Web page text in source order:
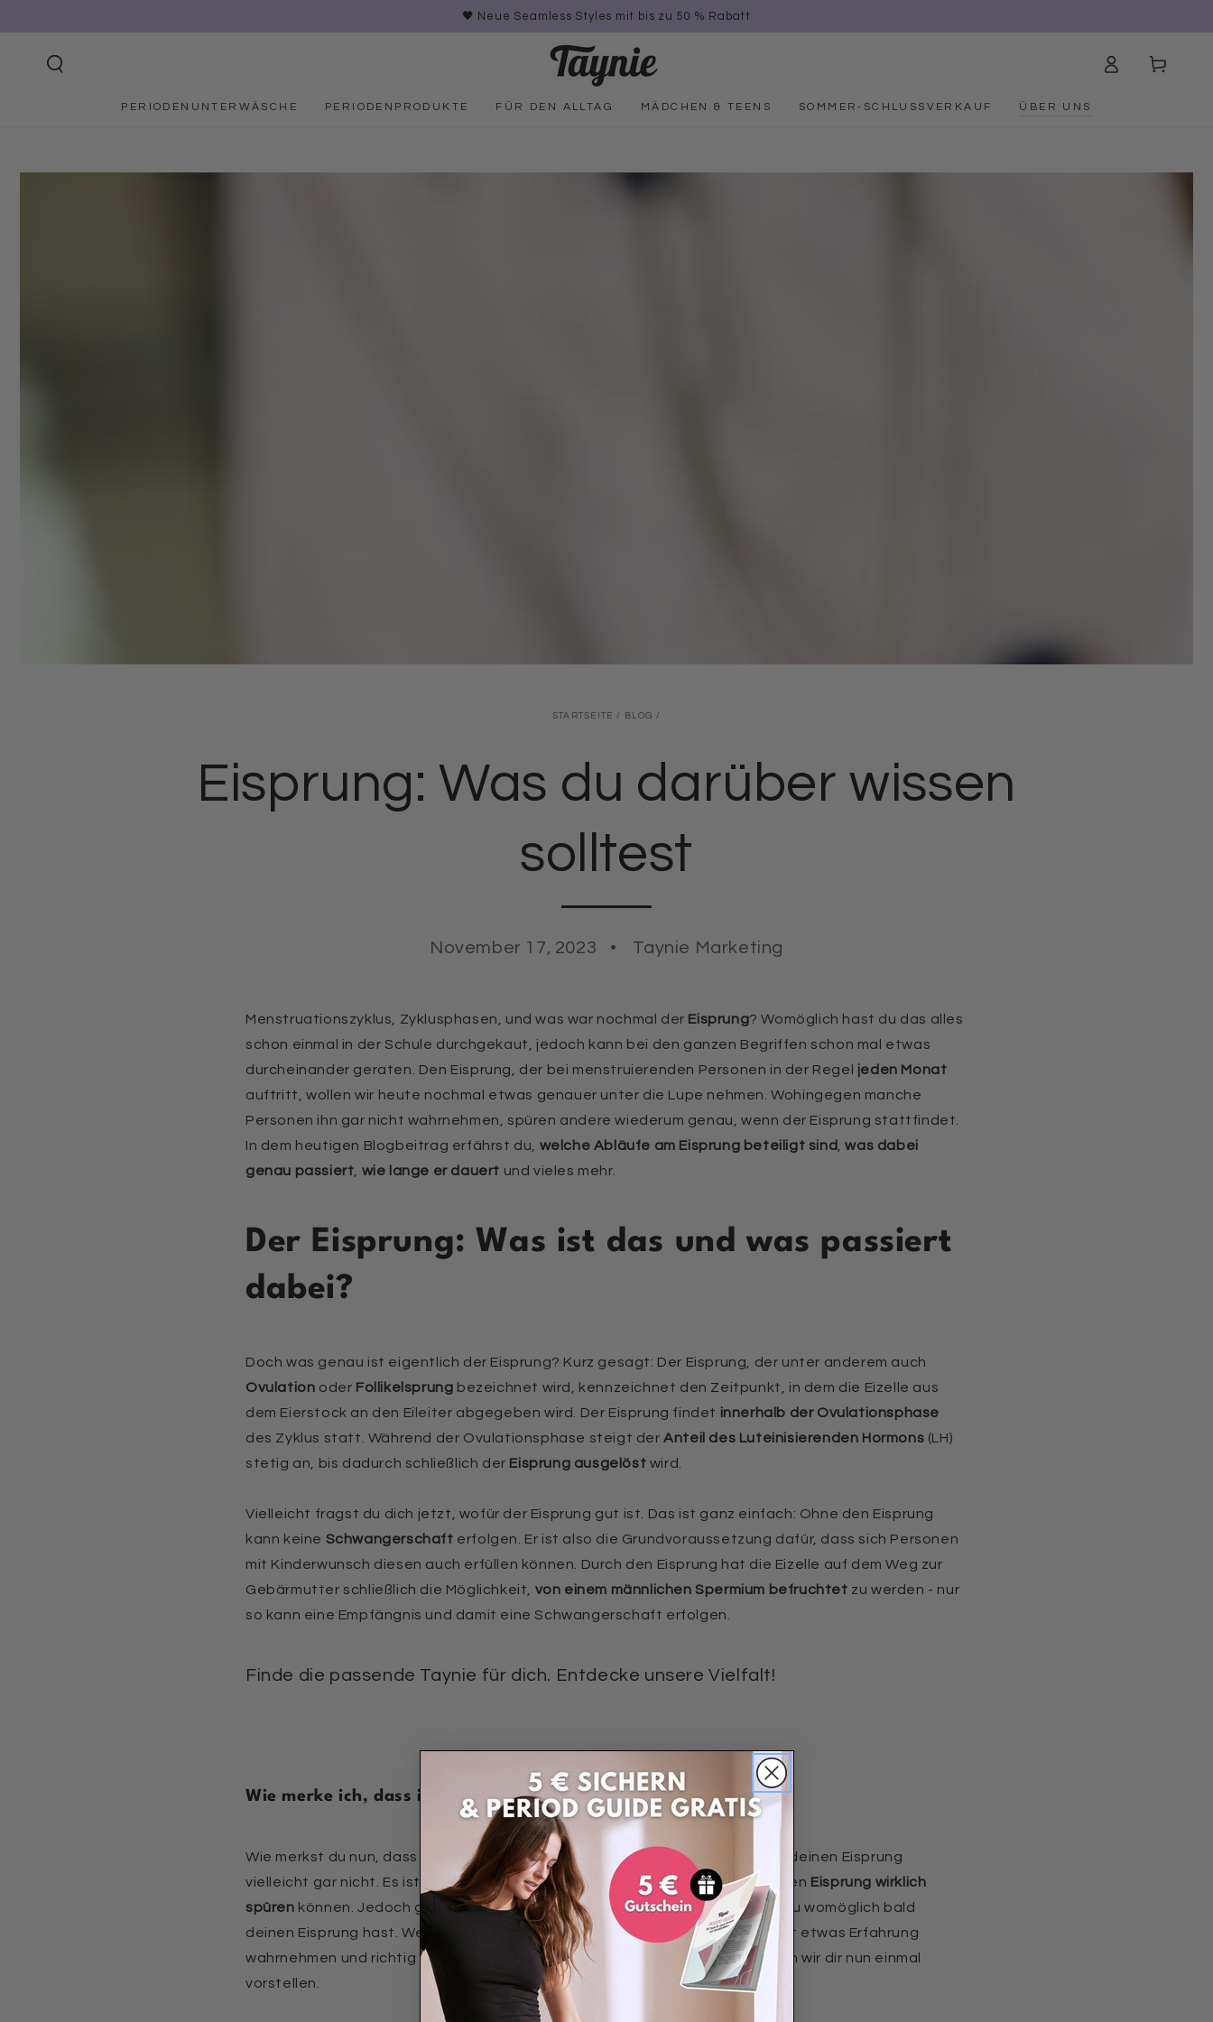
🖤 Neue Seamless Styles mit bis zu 50 % Rabatt
PERIODENUNTERWÄSCHE PERIODENPRODUKTE FÜR DEN ALLTAG MÄDCHEN & TEENS SOMMER-SCHLUSSVERKAUF ÜBER UNS
EinloggenWarenkorb
STARTSEITE / BLOG /
Eisprung: Was du darüber wissen
solltest
November 17, 2023 Taynie Marketing
Menstruationszyklus, Zyklusphasen, und was war nochmal der Eisprung? Womöglich hast du das alles
schon einmal in der Schule durchgekaut, jedoch kann bei den ganzen Begriffen schon mal etwas
durcheinander geraten. Den Eisprung, der bei menstruierenden Personen in der Regel jeden Monat
auftritt, wollen wir heute nochmal etwas genauer unter die Lupe nehmen. Wohingegen manche
Personen ihn gar nicht wahrnehmen, spüren andere wiederum genau, wenn der Eisprung stattfindet.
In dem heutigen Blogbeitrag erfährst du, welche Abläufe am Eisprung beteiligt sind ,was dabei
genau passiert wie lange er dauert und vieles mehr.
Der Eisprung: Was ist das und was passiert
dabei?
Doch was genau ist eigentlich der Eisprung? Kurz gesagt: Der Eisprung, der unter anderem auch
Ovulation oder Follikelsprung bezeichnet wird, kennzeichnet den Zeitpunkt, in dem die Eizelle aus
dem Eierstock an den Eileiter abgegeben wird. Der Eisprung findet innerhalb der Ovulationsphase
des Zyklus statt. Während der Ovulationsphase steigt derAnteil des Luteinisierenden Hormons (LH)
stetig an, bis dadurch schließlich der Eisprung ausgelöst wird.
Vielleicht fragst du dich jetzt, wofür der Eisprung gut ist. Das ist ganz einfach: Ohne den Eisprung
kann keine Schwangerschaft erfolgen. Er ist also die Grundvoraussetzung dafür, dass sich Personen
mit Kinderwunsch diesen auch erfüllen können. Durch den Eisprung hat die Eizelle auf dem Weg zur
Gebärmutter schließlich die Möglichkeit, von einem männlichen Spermium befruchtet zu werden - nur
so kann eine Empfängnis und damit eine Schwangerschaft erfolgen.
Finde die passende Taynie für dich. Entdecke unsere Vielfalt!
Wie merke ich, dass ich meinen Eisprung habe?
Wie merkst du nun, dass du deinen Eisprung hast? Vom Gefühl her merkst du deinen Eisprung
vielleicht gar nicht. Es ist nunmal so, dass nur sehr wenige Menstruierende ihren Eisprung wirklich
spüren können. Jedoch gibt es einigeVorboten, die darauf hinweisen, dass du womöglich bald
deinen Eisprung hast. Wenn dir diese bekannt sind, wirst du die Symptome mit etwas Erfahrung
wahrnehmen und richtig deuten können. Diese möglichen Anzeichen möchten wir dir nun einmal
vorstellen.